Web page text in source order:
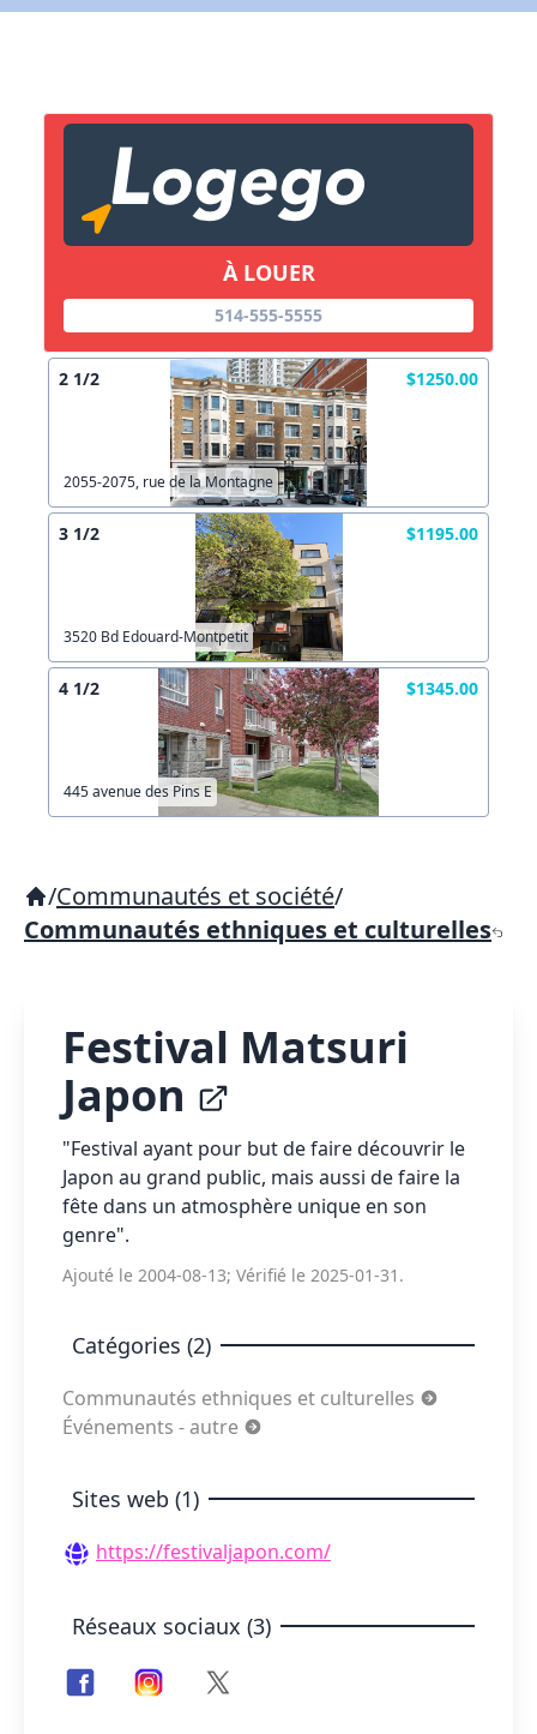
À LOUER
514-555-5555
2 1/2 $1250.00
2055-2075, rue de la Montagne
3 1/2 $1195.00
3520 Bd Edouard-Montpetit
4 1/2 $1345.00
445 avenue des Pins E
/Communautés et société/
Communautés ethniques et culturelles
Festival Matsuri
Japon
"Festival ayant pour but de faire découvrir le
Japon au grand public, mais aussi de faire la
fête dans un atmosphère unique en son
genre".
Ajouté le 2004-08-13; Vérifié le 2025-01-31.
Catégories (2)
Communautés ethniques et culturelles
Événements - autre
Sites web (1)
https://festivaljapon.com/
Réseaux sociaux (3)
Copier lien
X Fermer Envoyez